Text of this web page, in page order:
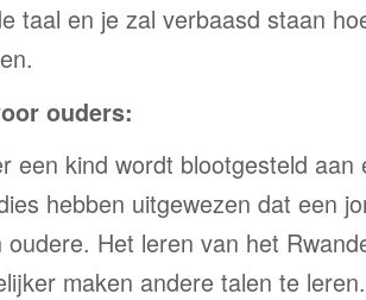
taal en je zal verbaasd staan
ouders:
een kind wordt blootgesteld
hebben uitgewezen dat een
oudere. Het leren van het
maken andere talen te leren.